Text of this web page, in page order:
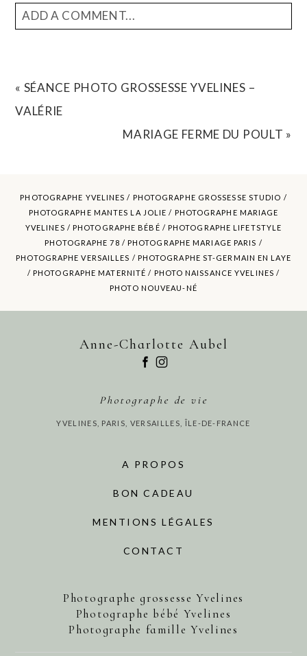
ADD A COMMENT...
POST COMMENT
« SÉANCE PHOTO GROSSESSE YVELINES –
VALÉRIE
MARIAGE FERME DU POULT »
PHOTOGRAPHE YVELINES / PHOTOGRAPHE GROSSESSE STUDIO /
PHOTOGRAPHE MANTES LA JOLIE / PHOTOGRAPHE MARIAGE
YVELINES / PHOTOGRAPHE BÉBÉ / PHOTOGRAPHE LIFETSTYLE
PHOTOGRAPHE 78 / PHOTOGRAPHE MARIAGE PARIS /
PHOTOGRAPHE VERSAILLES / PHOTOGRAPHE ST-GERMAIN EN LAYE
/ PHOTOGRAPHE MATERNITÉ / PHOTO NAISSANCE YVELINES /
PHOTO NOUVEAU-NÉ
Anne-Charlotte Aubel
Photographe de vie
YVELINES, PARIS, VERSAILLES, ÎLE-DE-FRANCE
A PROPOS
BON CADEAU
MENTIONS LÉGALES
CONTACT
Photographe grossesse Yvelines
Photographe bébé Yvelines
Photographe famille Yvelines